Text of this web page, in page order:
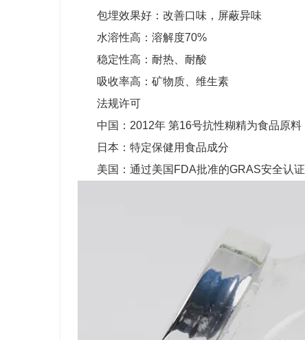
包埋效果好：改善口味，屏蔽异味
水溶性高：溶解度70%
稳定性高：耐热、耐酸
吸收率高：矿物质、维生素
法规许可
中国：2012年 第16号抗性糊精为食品原料
日本：特定保健用食品成分
美国：通过美国FDA批准的GRAS安全认证